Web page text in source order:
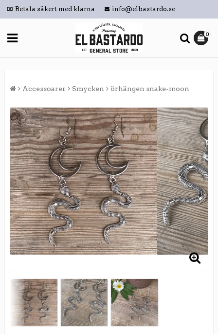
Betala säkert med klarna info@elbastardo.se
0
Accessoarer Smycken örhängen snake-moon